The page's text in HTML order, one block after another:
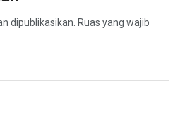
dipublikasikan. Ruas yang wajib